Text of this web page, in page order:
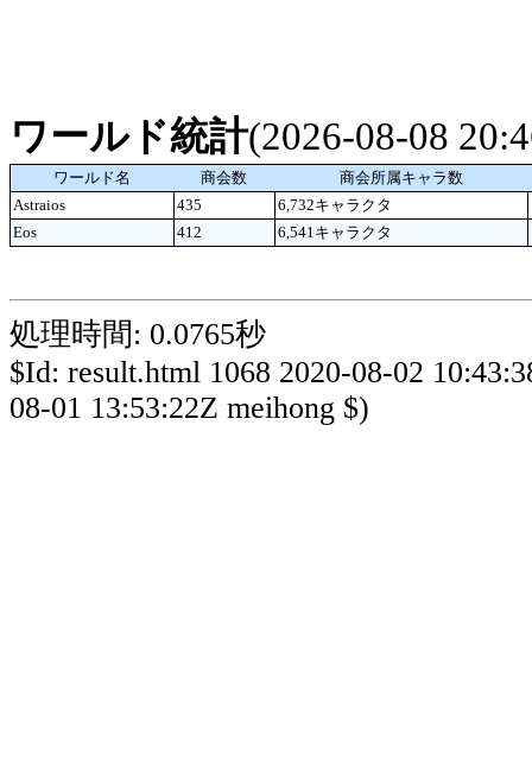
ワールド統計(2026-08-08
ワールド名 商会数
商会所属キャラ数
Astraios
435 6,732キャラクタ
Eos
412 6,541キャラクタ
処理時間: 0.0765秒
$Id: result.html 1068 2020-08-02
08-01 13:53:22Z meihong $)